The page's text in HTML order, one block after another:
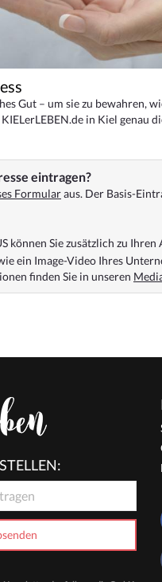
Gut – um sie zu bewahren,
in Kiel genau
eintragen?
Formularaus. Der Basis-
können Sie zusätzlich zu
ein Image-Video Ihres
finden Sie in unseren